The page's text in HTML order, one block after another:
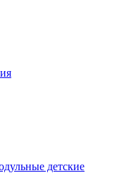
детские